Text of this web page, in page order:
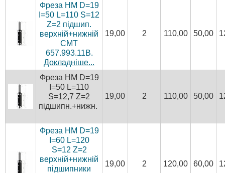
Фреза HM D=19
I=50 L=110 S=12
Z=2 підшип.
верхній+нижній
CMT
657.993.11B.
Докладніше...
19,00 2 110,00 50,00
Фреза HM D=19
I=50 L=110
S=12,7 Z=2
підшипн.+нижн.
19,00 2 110,00 50,00
Фреза HM D=19
I=60 L=120
S=12 Z=2
верхній+нижній
підшипники
19,00 2 120,00 60,00